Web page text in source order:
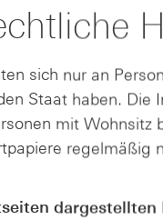
im Schnitt bei
gestrigen Handel
Kosten für
den Ausbau von
Speicherchips
rund 40-jährigen
gibt den
50 % zu stützen;
sich nur an
Staat haben. Die
mit
regelmäßig